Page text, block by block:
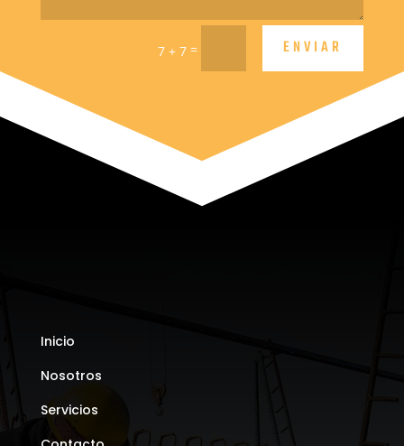
7 + 7 = ENVIAR
Inicio
Nosotros
Servicios